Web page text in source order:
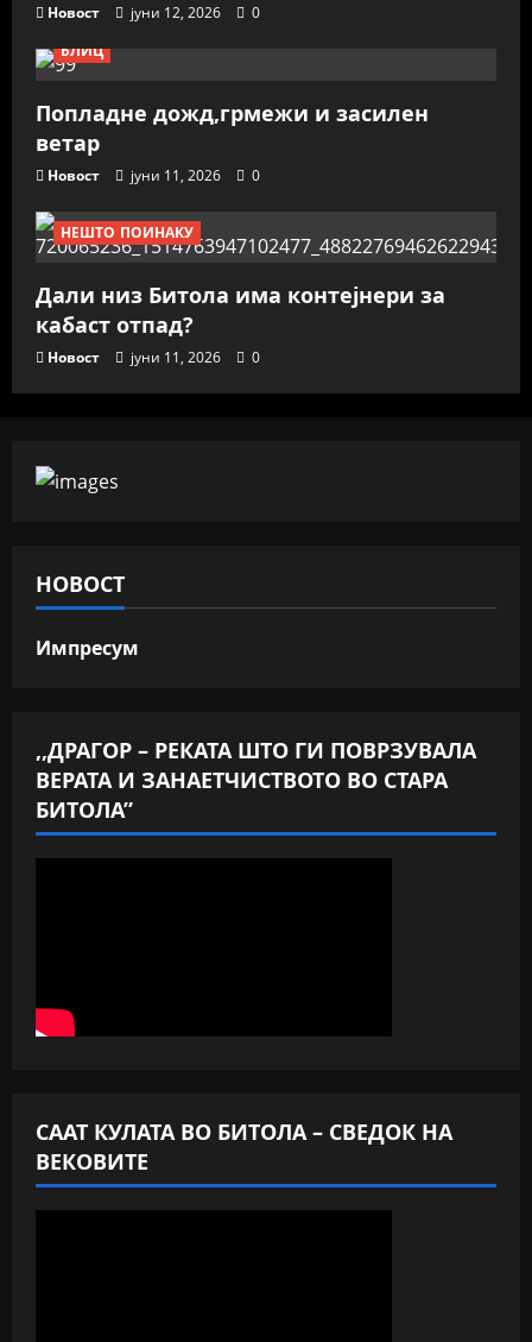
Новост јуни 12, 2026
0
БЛИЦ
Попладне дожд,грмежи и засилен
ветар
Новост јуни 11, 2026 0
НЕШТО ПОИНАКУ
Дали низ Битола има контејнери за
кабаст отпад?
Новост јуни 11, 2026 0
НОВОСТ
Импресум
,,ДРАГОР – РЕКАТА ШТО ГИ ПОВРЗУВАЛА
ВЕРАТА И ЗАНАЕТЧИСТВОТО ВО СТАРА
БИТОЛА”
СААТ КУЛАТА ВО БИТОЛА – СВЕДОК НА
ВЕКОВИТЕ